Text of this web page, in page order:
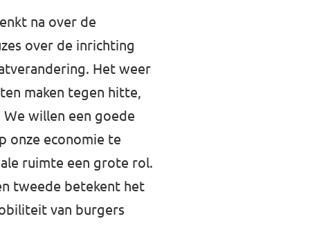
na over de
over de inrichting
Het weer
maken tegen hitte,
willen een goede
onze economie te
ruimte een grote rol.
tweede betekent het
van burgers